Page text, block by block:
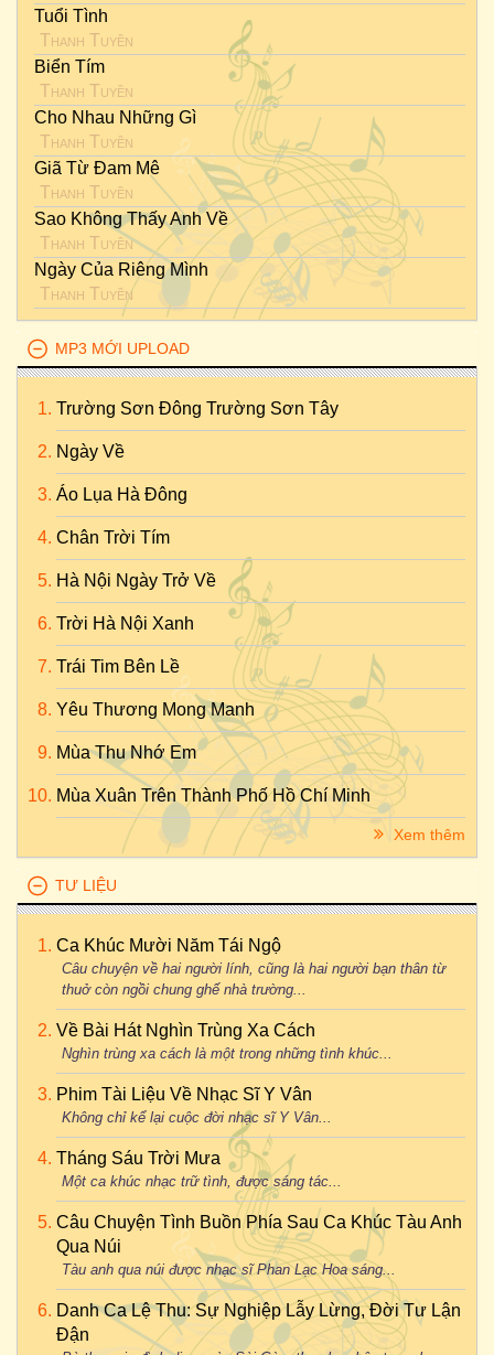
Tuổi Tình
Thanh Tuyền
Biển Tím
Thanh Tuyền
Cho Nhau Những Gì
Thanh Tuyền
Giã Từ Đam Mê
Thanh Tuyền
Sao Không Thấy Anh Về
Thanh Tuyền
Ngày Của Riêng Mình
Thanh Tuyền
MP3 MỚI UPLOAD
Trường Sơn Đông Trường Sơn Tây
Ngày Về
Áo Lụa Hà Đông
Chân Trời Tím
Hà Nội Ngày Trở Về
Trời Hà Nội Xanh
Trái Tim Bên Lề
Yêu Thương Mong Manh
Mùa Thu Nhớ Em
Mùa Xuân Trên Thành Phố Hồ Chí Minh
Xem thêm
TƯ LIỆU
Ca Khúc Mười Năm Tái Ngộ
Câu chuyện về hai người lính, cũng là hai người bạn thân từ
thuở còn ngồi chung ghế nhà trường...
Về Bài Hát Nghìn Trùng Xa Cách
Nghìn trùng xa cách là một trong những tình khúc...
Phim Tài Liệu Về Nhạc Sĩ Y Vân
Không chỉ kể lại cuộc đời nhạc sĩ Y Vân...
Tháng Sáu Trời Mưa
Một ca khúc nhạc trữ tình, được sáng tác...
Câu Chuyện Tình Buồn Phía Sau Ca Khúc Tàu Anh
Qua Núi
Tàu anh qua núi được nhạc sĩ Phan Lạc Hoa sáng...
Danh Ca Lệ Thu: Sự Nghiệp Lẫy Lừng, Đời Tư Lận
Đận